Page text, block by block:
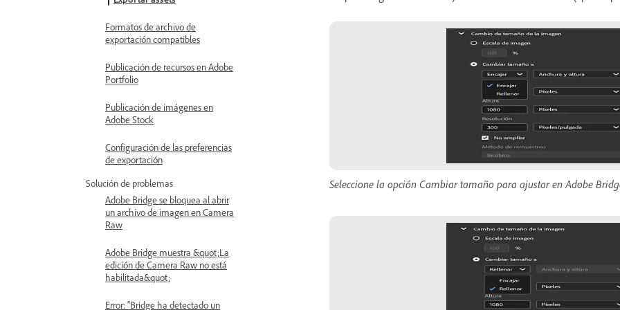
Formatos de archivo de
exportación compatibles
Publicación de recursos en Adobe
Portfolio
Publicación de imágenes en
Adobe Stock
Configuración de las preferencias
de exportación
Solución de problemas
Adobe Bridge se bloquea al abrir
un archivo de imagen en Camera
Raw
Adobe Bridge muestra &quot;La
edición de Camera Raw no está
habilitada&quot;
Error: “Bridge ha detectado un
Seleccione la opción Cambiar tamaño para ajustar en Adobe